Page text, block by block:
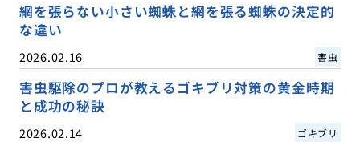
網を張らない小さい蜘蛛と網を張る蜘蛛の決定的
な違い
2026.02.16 害虫
害虫駆除のプロが教えるゴキブリ対策の黄金時期
と成功の秘訣
2026.02.14 ゴキブリ